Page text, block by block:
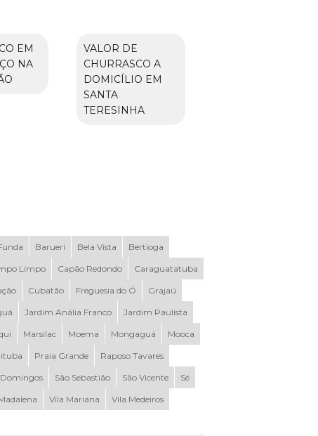
EM
NA
VALOR DE
CHURRASCO A
DOMICÍLIO EM
SANTA
TERESINHA
Barueri Bela Vista Bertioga
Limpo Capão Redondo Caraguatatuba
Cubatão Freguesia do Ó Grajaú
Jardim Anália Franco Jardim Paulista
Marsilac Moema Mongaguá Mooca
Praia Grande Raposo Tavares
Domingos São Sebastião São Vicente Sé
Vila Mariana Vila Medeiros